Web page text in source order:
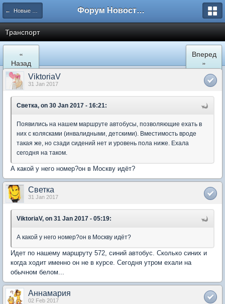
← Новые Водники Форум Новостройки
Транспорт
«
Назад
Вперед
»
ViktoriaV
31 Jan 2017
Светка, on 30 Jan 2017 - 16:21:
Появились на нашем маршруте автобусы, позволяющие ехать в
них с колясками (инвалидными, детскими). Вместимость вроде
такая же, но сзади сидений нет и уровень пола ниже. Ехала
сегодня на таком.
А какой у него номер?он в Москву идёт?
Светка
31 Jan 2017
ViktoriaV, on 31 Jan 2017 - 05:19:
А какой у него номер?он в Москву идёт?
Идет по нашему маршруту 572, синий автобус. Сколько синих и
когда ходит именно он не в курсе. Сегодня утром ехали на
обычном белом...
Аннамария
02 Feb 2017